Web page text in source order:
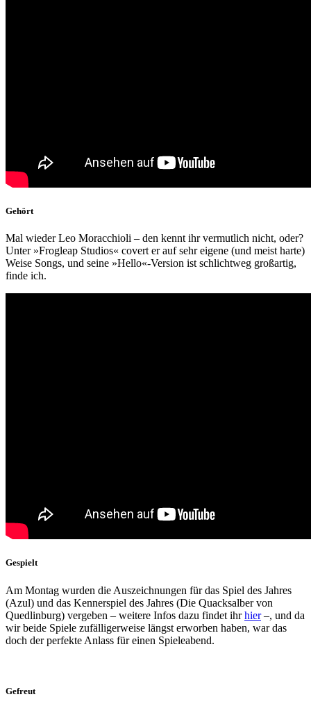
Gehört
Mal wieder Leo Moracchioli – den kennt ihr vermutlich nicht, oder?
Unter »Frogleap Studios« covert er auf sehr eigene (und meist harte)
Weise Songs, und seine »Hello«-Version ist schlichtweg großartig,
finde ich.
Gespielt
Am Montag wurden die Auszeichnungen für das Spiel des Jahres
(Azul) und das Kennerspiel des Jahres (Die Quacksalber von
Quedlinburg) vergeben – weitere Infos dazu findet ihrhier–, und da
wir beide Spiele zufälligerweise längst erworben haben, war das
doch der perfekte Anlass für einen Spieleabend.
Gefreut